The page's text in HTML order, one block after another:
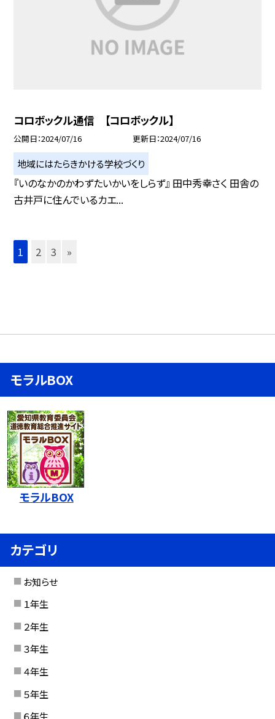
コロボックル通信 【コロボックル】
公開日 2024/07/16 更新日 2024/07/16
地域にはたらきかける学校づくり
『いのなかのかわずたいかいをしらず』 田中秀幸さく 田舎の
古井戸に住んでいるカエ...
1 2 3 »
モラルBOX
モラルBOX
カテゴリ
お知らせ
１年生
２年生
３年生
４年生
５年生
６年生